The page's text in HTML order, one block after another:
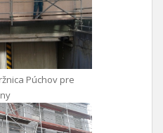
Púchov pre